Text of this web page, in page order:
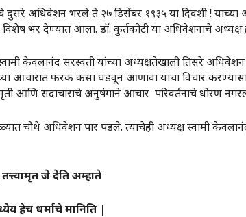
अधिवेशन भरले ते २७ डिसेंबर १९३५ या दिवशी ! याच्या
भर देण्यात आला. डॉ. कुर्तकोटी या अधिवेशनाचे अध्यक्ष
केवलानंद सरस्वती यांच्या अध्यक्षतेखाली तिसरे अधिवेशन
आचारांत फरक कसा घडवून आणावा याचा विचार
आणि सदाचाराचे अनुषंगाने आचार परिवर्तनाचे धोरण
चौथे अधिवेशन पार पडले. त्याचेही अध्यक्ष स्वामी
तत्त्वामृतजेदेतिअम्हाते
हेच धर्माचेमानिति|